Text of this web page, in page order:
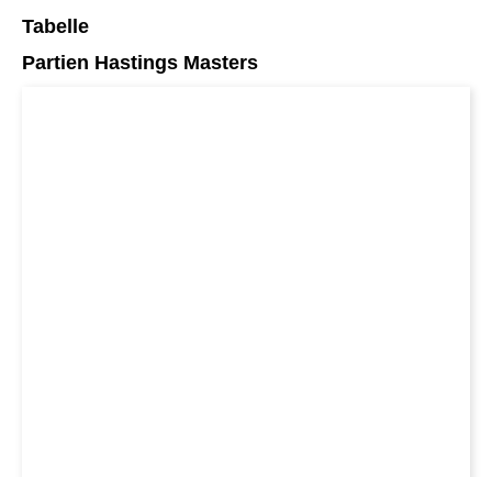
Tabelle
Partien Hastings Masters